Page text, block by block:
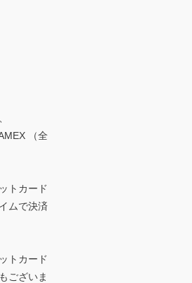
（全
トカード
ムで決済
トカード
ございま